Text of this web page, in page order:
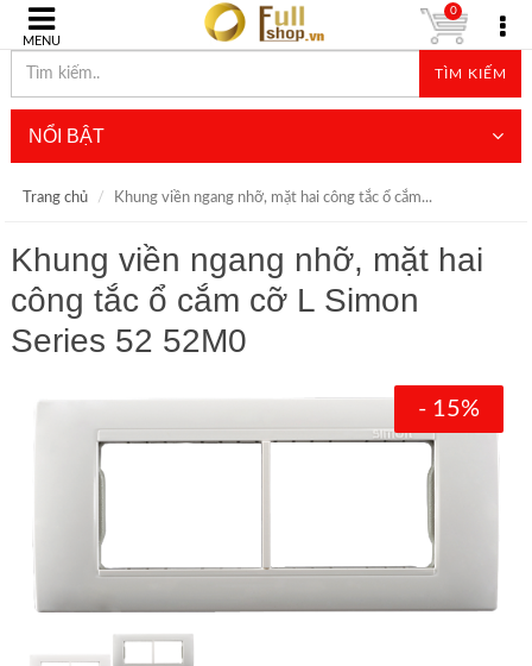
MENU
TÌM KIẾM
0
NỔI BẬT
Trang chủ Khung viền ngang nhỡ, mặt hai công tắc ổ cắm...
Khung viền ngang nhỡ, mặt hai
công tắc ổ cắm cỡ L Simon
Series 52 52M0
- 15%